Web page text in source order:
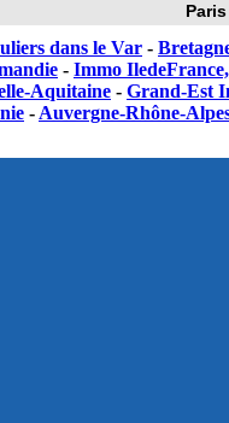
Paris
dans le Var -
- Immo
Aquitaine - Grand-Est
- Auvergne-Rhône-